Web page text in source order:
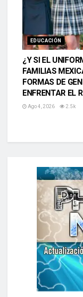
EDUCACIÓN
¿Y SI EL
FAMILIAS
FORMAS DE
ENFRENTAR EL
Ago 4, 2026 2.5k